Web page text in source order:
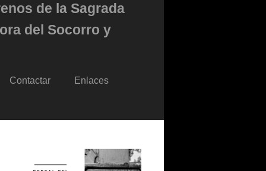
de la Sagrada
del Socorro y
Contactar Enlaces